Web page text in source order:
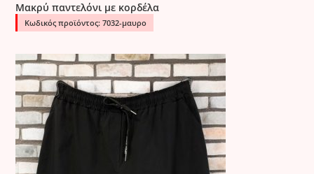
Μακρύ παντελόνι με κορδέλα
Κωδικός προϊόντος: 7032-μαυρο